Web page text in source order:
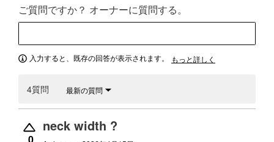
ご質問ですか？ オーナーに質問する。
入力すると、既存の回答が表示されます。 もっと詳しく
4質問 最新の質問
neck width ?